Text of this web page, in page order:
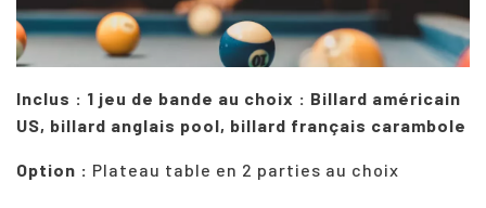
Inclus : 1 jeu de bande au choix : Billard américain
US, billard anglais pool, billard français carambole
Option : Plateau table en 2 parties au choix